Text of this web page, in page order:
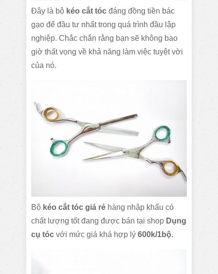
Đây là bộ kéo cắt tóc đáng đồng tiền bác
gạo để đầu tư nhất trong quá trình đầu lập
nghiệp. Chắc chắn rằng bạn sẽ không bao
giờ thất vọng về khả năng làm việc tuyệt vời
của nó.
Bộ kéo cắt tóc giá rẻ hàng nhập khẩu có
chất lượng tốt đang được bán tại shop Dụng
cụ tóc với mức giá khá hợp lý 600k/1bộ.